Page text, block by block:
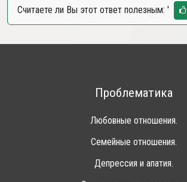
Считаете ли Вы этот ответ полезным: '
Проблематика
Любовные отношения.
Семейные отношения.
Депрессия и апатия.